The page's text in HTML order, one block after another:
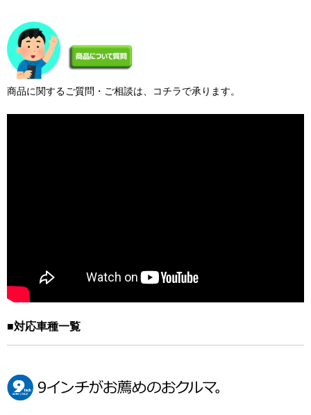
商品に関するご質問・ご相談は、コチラで承ります。
■対応車種一覧